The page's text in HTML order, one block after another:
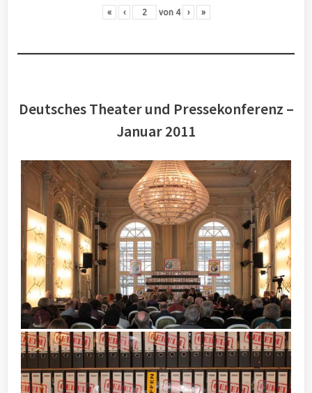
« ‹ von 4 › »
Deutsches Theater und Pressekonferenz –
Januar 2011